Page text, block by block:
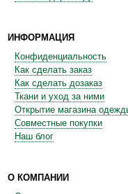
ИНФОРМАЦИЯ
Конфиденциальность
Как сделать заказ
Как сделать дозаказ
Ткани и уход за ними
Открытие магазина
Совместные покупки
Наш блог
О КОМПАНИИ